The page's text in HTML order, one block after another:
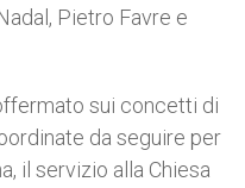
Pietro Favre e
sui concetti di
da seguire per
il servizio alla Chiesa